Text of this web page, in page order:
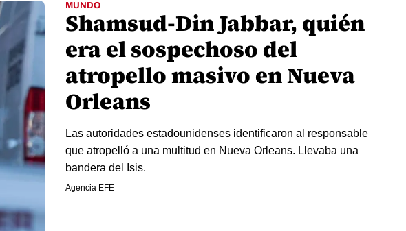
MUNDO
Shamsud-Din Jabbar, quién
era el sospechoso del
atropello masivo en Nueva
Orleans
Las autoridades estadounidenses identificaron al responsable
que atropelló a una multitud en Nueva Orleans. Llevaba una
bandera del Isis.
Agencia EFE